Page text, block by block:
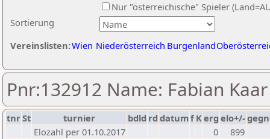
Sortierung
Nur "österreichische" Spieler
Vereinslisten:Wien Niederösterreich Burgenland
Pnr:132912 Name: Fabian Kaar
tnrSt turnier bdld rd datumf Kerg elo+/-
Elozahl per 01.10.2017
0
899